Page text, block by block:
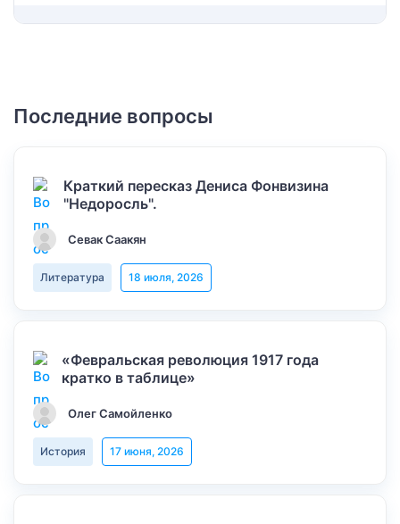
Последние вопросы
Краткий пересказ Дениса Фонвизина
"Недоросль".
Севак Саакян
Литература 18 июля, 2026
«Февральская революция 1917 года
кратко в таблице»
Олег Самойленко
История 17 июня, 2026